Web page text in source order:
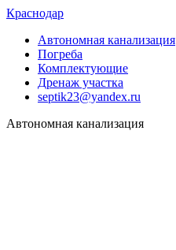
Краснодар
Автономная канализация
Погреба
Комплектующие
Дренаж участка
septik23@yandex.ru
Автономная канализация